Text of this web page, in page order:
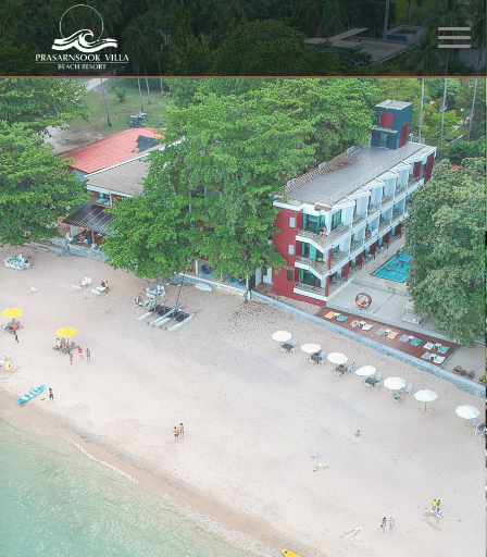
โรงแรม ที่พักริมทะเล หาดหิน
งาม โขดหินที่สวยงามตาม
ธรรมชาติ
ด้านหน้าโรงแรมของเราเต็มไปด้วยโขดหินที่สวยงามจัดเรียงกันตาม
ธรรมชาติ พร้อมจุดถ่ายรูป และน้ำทะเลสวยๆ ชายหาดที่ดูสบายตา